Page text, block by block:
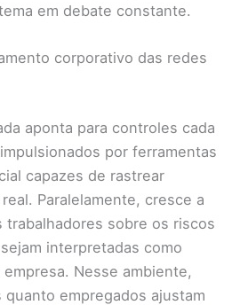
em debate constante.
corporativo das redes
aponta para controles cada
por ferramentas
capazes de rastrear
Paralelamente, cresce a
trabalhadores sobre os riscos
interpretadas como
Nesse ambiente,
empregados ajustam